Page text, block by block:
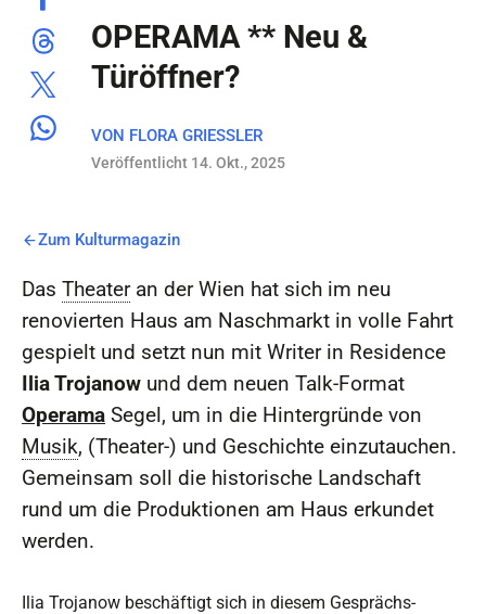
OPERAMA ** Neu &
Türöffner?
VON FLORA GRIESSLER
Veröffentlicht 14. Okt., 2025
Zum Kulturmagazin
Das Theateran der Wien hat sich im neu
renovierten Haus am Naschmarkt in volle Fahrt
gespielt und setzt nun mit Writer in Residence
Ilia Trojanow und dem neuen Talk-Format
Operama Segel, um in die Hintergründe von
Musik, (Theater-) und Geschichte einzutauchen.
Gemeinsam soll die historische Landschaft
rund um die Produktionen am Haus erkundet
werden.
Ilia Trojanow beschäftigt sich in diesem Gesprächs-